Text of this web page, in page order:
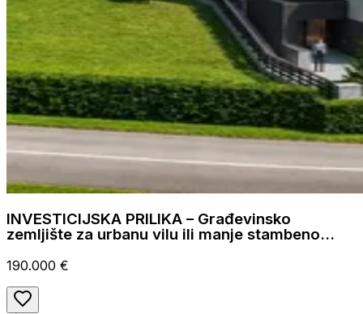
INVESTICIJSKA PRILIKA – Građevinsko
zemljište za urbanu vilu ili manje stambeno
190.000 €